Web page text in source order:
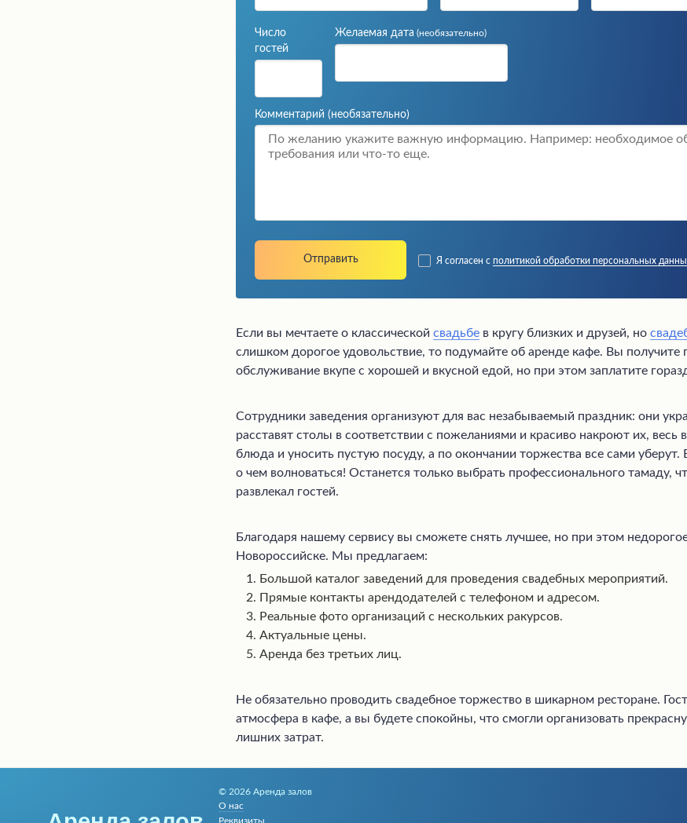
Число
гостей
Желаемая дата (необязательно)
Комментарий (необязательно)
Я согласен с политикой обработки персональных
Если вы мечтаете о классической свадьбе в кругу близких и друзей, но
слишком дорогое удовольствие, то подумайте об аренде кафе. Вы получите
обслуживание вкупе с хорошей и вкусной едой, но при этом заплатите
Сотрудники заведения организуют для вас незабываемый праздник: они
расставят столы в соответствии с пожеланиями и красиво накроют их, весь
блюда и уносить пустую посуду, а по окончании торжества все сами
о чем волноваться! Останется только выбрать профессионального тамаду,
развлекал гостей.
Благодаря нашему сервису вы сможете снять лучшее, но при этом
Новороссийске. Мы предлагаем:
Большой каталог заведений для проведения свадебных мероприятий.
Прямые контакты арендодателей с телефоном и адресом.
Реальные фото организаций с нескольких ракурсов.
Актуальные цены.
Аренда без третьих лиц.
Не обязательно проводить свадебное торжество в шикарном ресторане.
атмосфера в кафе, а вы будете спокойны, что смогли организовать
лишних затрат.
© 2026 Аренда залов
О нас
Реквизиты